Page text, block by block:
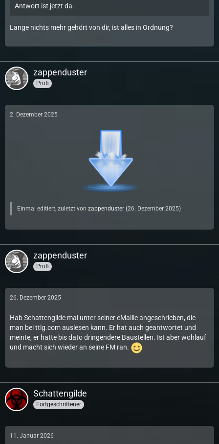
Antwort ist jetzt da.
Lange nichts mehr gehört von dir, ist alles in Ordnung?
zappenduster
Profi
2. Dezember 2025
Einmal editiert, zuletzt von zappenduster (26. Dezember 2025)
zappenduster
Profi
26. Dezember 2025
Hab Schattengilde mal unter seiner eMaille angeschrieben, die
man bei ttlg.com auslesen kann. Er hat auch geantwortet und
meinte, er hatte bis dato dringendere Baustellen. Ist aber wohlauf
und macht sich wieder an seine FM ran.
Schattengilde
Fortgeschrittener
11. Januar 2026